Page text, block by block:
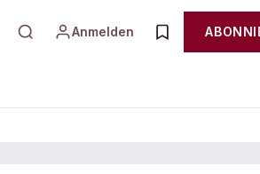
Anmelden